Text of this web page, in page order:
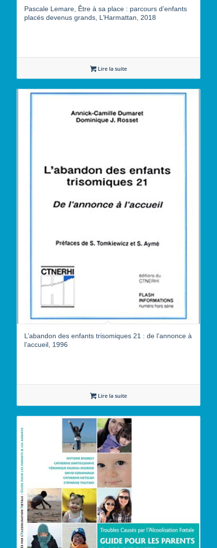
Pascale Lemare, Être à sa place : parcours d’enfants
placés devenus grands, L’Harmattan, 2018
Lire la suite
L’abandon des enfants trisomiques 21 : de l’annonce à
l’accueil, 1996
Lire la suite